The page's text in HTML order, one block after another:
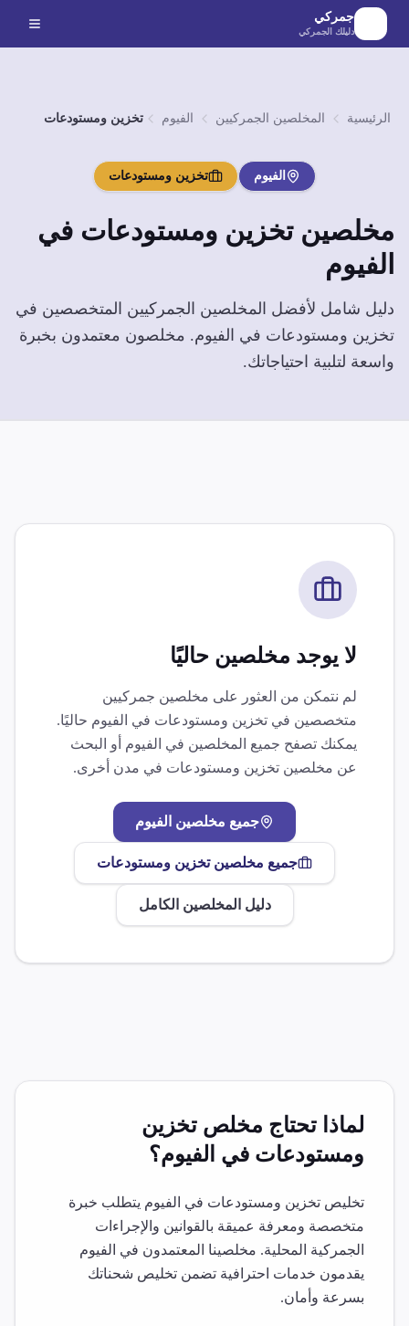
الانتقال إلى المحتوى الرئيسي
جمركي
دليلك الجمركي
الرئيسية المخلصين الجمركيين الفيوم تخزين ومستودعات
الفيوم تخزين ومستودعات
مخلصينتخزين ومستودعات في
الفيوم
دليل شامل لأفضل المخلصين الجمركيين المتخصصين في
تخزين ومستودعات في الفيوم. مخلصون معتمدون بخبرة
واسعة لتلبية احتياجاتك.
لا يوجد مخلصين حاليًا
لم نتمكن من العثور على مخلصين جمركيين
متخصصين في تخزين ومستودعات في الفيوم حاليًا.
يمكنك تصفح جميع المخلصين في الفيوم أو البحث
عن مخلصين تخزين ومستودعات في مدن أخرى.
جميع مخلصين الفيوم
جميع مخلصينتخزين ومستودعات
دليل المخلصين الكامل
لماذا تحتاج مخلص تخزين
ومستودعات في الفيوم؟
تخليص تخزين ومستودعات في الفيوم يتطلب خبرة
متخصصة ومعرفة عميقة بالقوانين والإجراءات
الجمركية المحلية. مخلصينا المعتمدون في الفيوم
يقدمون خدمات احترافية تضمن تخليص شحناتك
بسرعة وأمان.